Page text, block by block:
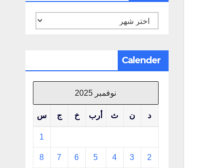
الأرشيف
Calender
نوفمبر 2025
د ن ث أرب خ ج س
1
2
3
4
5
6
7
8